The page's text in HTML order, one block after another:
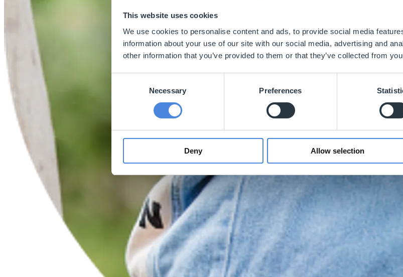
This website uses cookies
We use cookies to personalise content and ads, to provide social media
information about your use of our site with our social media, advertising and
other information that you’ve provided to them or that they’ve collected from
Necessary Preferences
Deny Allow selection